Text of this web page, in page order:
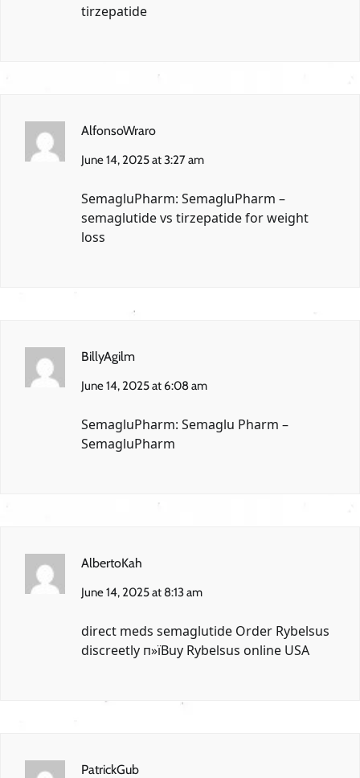
tirzepatide
AlfonsoWraro
June 14, 2025 at 3:27 am
SemagluPharm: SemagluPharm –
semaglutide vs tirzepatide for weight
loss
BillyAgilm
June 14, 2025 at 6:08 am
SemagluPharm: Semaglu Pharm –
SemagluPharm
AlbertoKah
June 14, 2025 at 8:13 am
direct meds semaglutide Order Rybelsus
discreetly п»їBuy Rybelsus online USA
PatrickGub